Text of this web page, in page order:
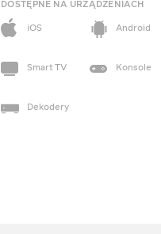
DOSTĘPNE NA URZĄDZENIACH
iOS
Android
Smart TV Konsole
Dekodery